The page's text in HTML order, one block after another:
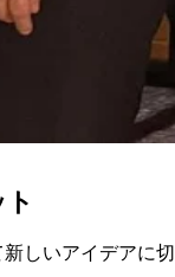
しいアイデアに切